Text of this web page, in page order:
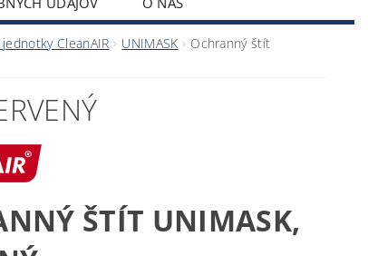
CleanAIR UNIMASK
Ochranný štít
ŠTÍT UNIMASK,